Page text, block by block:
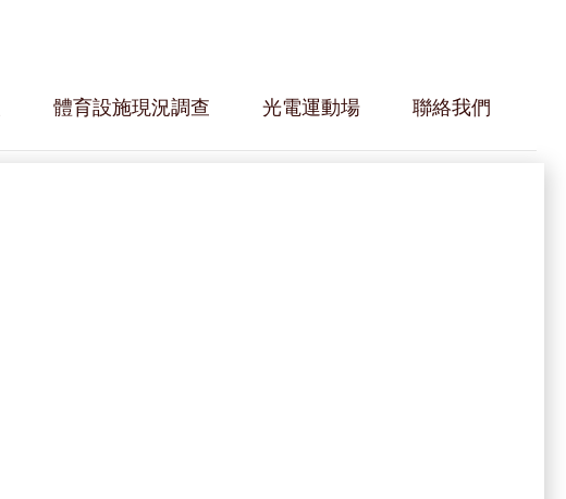
體育設施現況調查 光電運動場 聯絡我們